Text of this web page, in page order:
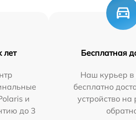
лет
и
до 3
Бесплатная
Наш курьер в
бесплатно
устройство на